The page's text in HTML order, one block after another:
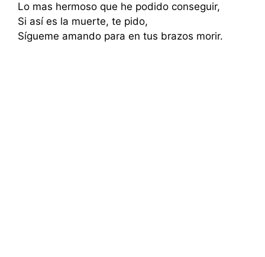
Lo mas hermoso que he podido conseguir,
Si así es la muerte, te pido,
Sígueme amando para en tus brazos morir.